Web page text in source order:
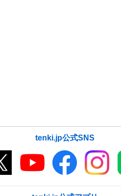
tenki.jp公式SNS